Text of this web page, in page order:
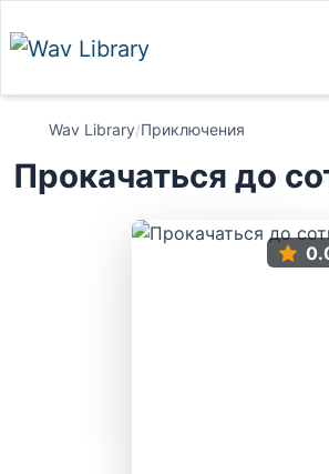
Wav Library/Приключения
Прокачаться до